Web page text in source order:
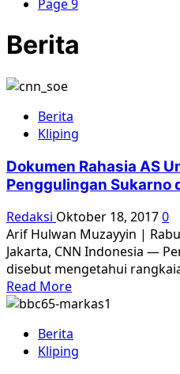
Page 9
Berita
Berita
Kliping
Dokumen Rahasia AS
Penggulingan Sukarno
Redaksi Oktober 18, 20170
Arif Hulwan Muzayyin |
Jakarta, CNN Indonesia —
disebut mengetahui
Read MoreRead
more
Dokumen
Rahasia
Berita
Kliping